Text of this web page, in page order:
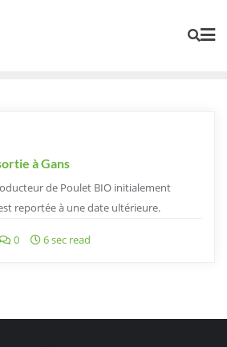
à Gans
de Poulet BIO initialement
reportée à une date ultérieure.
0 6 sec read